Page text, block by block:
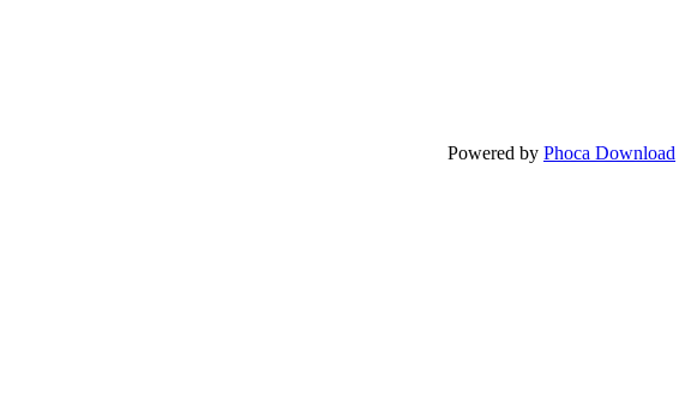
Powered by Phoca Download